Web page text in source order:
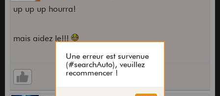
up up up hourra!
mais aidez le!!!